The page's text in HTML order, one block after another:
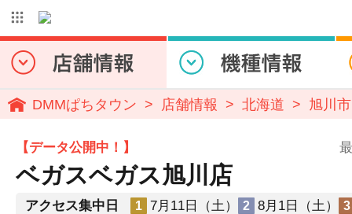
DMMぱちタウン 店舗情報 北海道 旭川市
【データ公開中！】
ベガスベガス旭川店
アクセス集中日 1 7月11日（土） 2 8月1日（土） 3